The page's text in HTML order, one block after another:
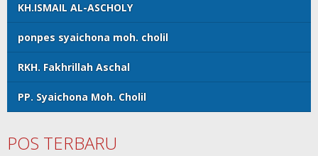
KH.ISMAIL AL-ASCHOLY
ponpes syaichona moh. cholil
RKH. Fakhrillah Aschal
PP. Syaichona Moh. Cholil
POS TERBARU